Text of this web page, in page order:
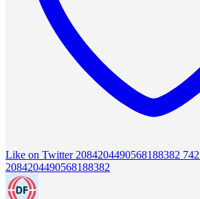
Like on Twitter 2084204490568188382 742
2084204490568188382